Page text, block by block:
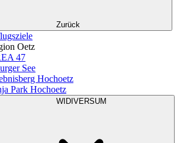
Zurück
Oetz
47
See
Hochoetz
Park Hochoetz
WIDIVERSUM